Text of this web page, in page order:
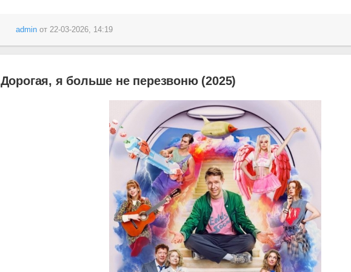
adminот 22-03-2026, 14:19
Дорогая, я больше не перезвоню (2025)